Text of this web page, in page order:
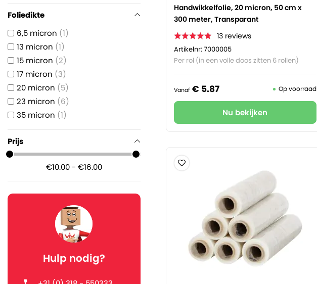
Foliedikte
6,5 micron 1
13 micron 1
15 micron
2
17 micron
3
20 micron
5
23 micron
6
35 micron 1
Prijs
€10.00 - €16.00
Hulp nodig?
Handwikkelfolie, 20 micron, 50 cm x
300 meter, Transparant
13 reviews
Artikelnr: 7000005
Per rol (in een volle doos zitten 6 rollen)
Vanaf € 5.87 Op voorraad
Nu bekijken